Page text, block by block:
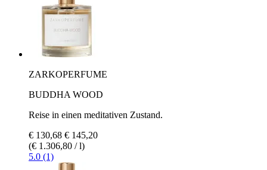
ZARKOPERFUME
BUDDHA WOOD
Reise in einen meditativen Zustand.
€ 130,68 € 145,20
(€ 1.306,80 / l)
5.0 (1)